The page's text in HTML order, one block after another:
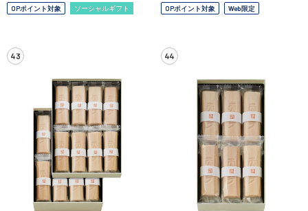
OPポイント対象 ソーシャルギフト OPポイント対象 Web限定
43 44